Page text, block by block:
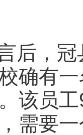
后，
确有
该员
需要